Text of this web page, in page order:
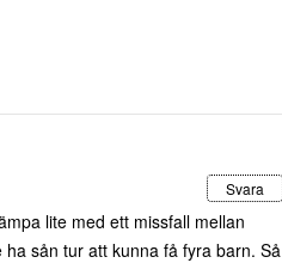
Svara
lite med ett missfall mellan
sån tur att kunna få fyra barn. Så